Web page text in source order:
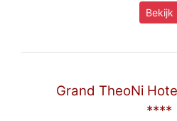
Bekijk
Grand TheoNi
****